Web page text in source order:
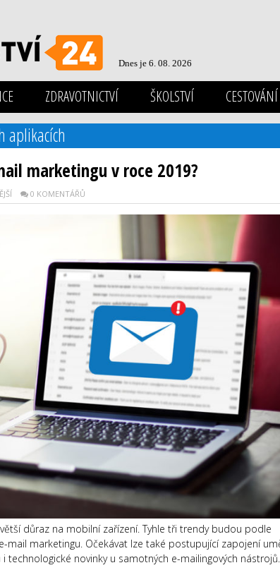
Dnes je 6. 08. 2026
ZDRAVOTNICTVÍ ŠKOLSTVÍ CESTOVÁNÍ
aplikacích
marketingu v roce 2019?
0 KOMENTÁŘŮ
důraz na mobilní zařízení. Tyhle tři trendy budou podle
marketingu. Očekávat lze také postupující zapojení
technologické novinky u samotných e-mailingových